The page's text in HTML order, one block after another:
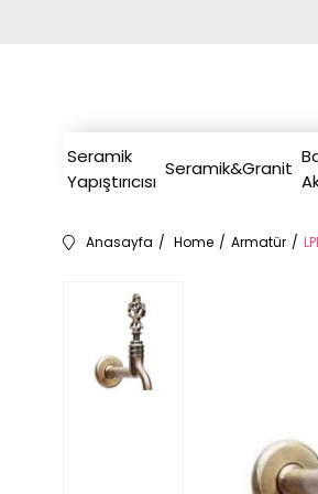
Seramik
Yapıştırıcısı
Seramik&Granit
Anasayfa Home Armatür